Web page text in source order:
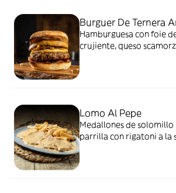
Burguer De Ternera
Hamburguesa con foie
crujiente, queso
Lomo Al Pepe
Medallones de solomillo
parrilla con rigatoni a la